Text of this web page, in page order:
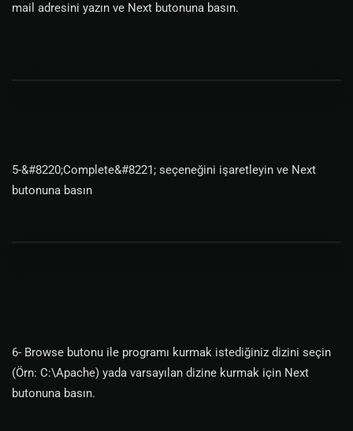
mail adresini yazın ve Next butonuna basın.
5-&#8220;Complete&#8221; seçeneğini işaretleyin ve Next
butonuna basın
6- Browse butonu ile programı kurmak istediğiniz dizini seçin
(Örn: C:\Apache) yada varsayılan dizine kurmak için Next
butonuna basın.